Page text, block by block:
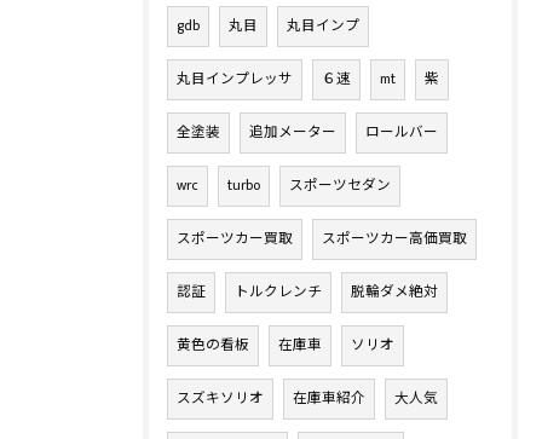
gdb 丸目 丸目インプ
丸目インプレッサ ６速 mt 紫
全塗装 追加メーター ロールバー
wrc turbo スポーツセダン
スポーツカー買取 スポーツカー高価買取
認証 トルクレンチ 脱輪ダメ絶対
黄色の看板 在庫車 ソリオ
スズキソリオ 在庫車紹介 大人気